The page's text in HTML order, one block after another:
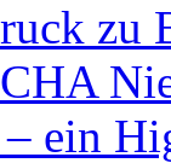
zu
ein